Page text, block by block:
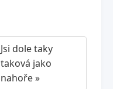
Jsi dole taky
taková jako
nahoře »